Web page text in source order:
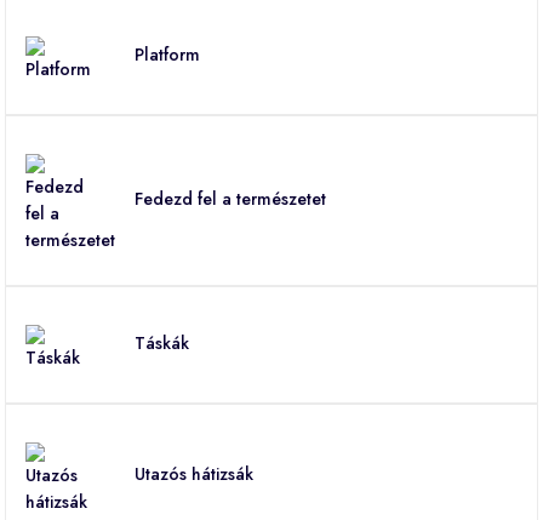
Platform
Fedezd fel a természetet
Táskák
Utazós hátizsák